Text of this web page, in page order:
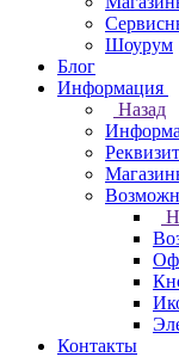
Шоурум
Блог
Информация
Назад
Контакты